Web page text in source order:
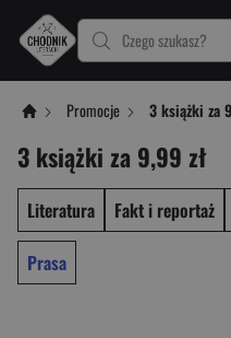
Czego szukasz?
Promocje 3 książki za
3 książki za 9,99 zł
Literatura Fakt i reportaż
Prasa